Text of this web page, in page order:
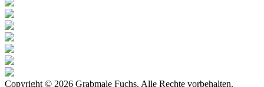
Copyright © 2026 Grabmale Fuchs. Alle Rechte vorbehalten.